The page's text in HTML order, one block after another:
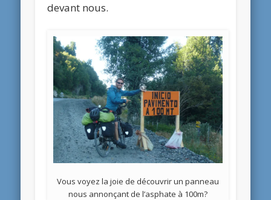
devant nous.
Vous voyez la joie de découvrir un panneau
nous annonçant de l’asphate à 100m?